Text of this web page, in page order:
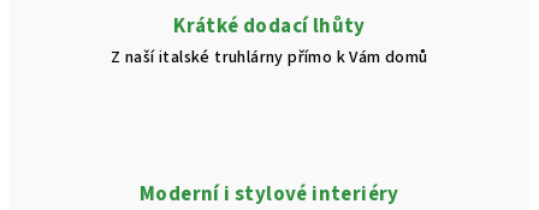
Krátké dodací lhůty
Z naší italské truhlárny přímo k Vám domů
Moderní i stylové interiéry